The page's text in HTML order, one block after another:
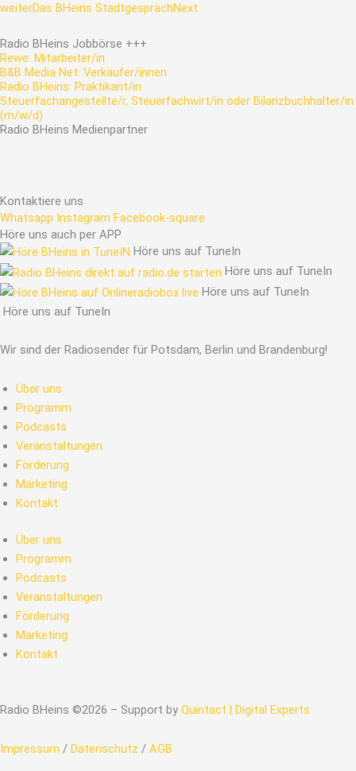
weiterDas BHeins StadtgesprächNext
Radio BHeins Jobbörse +++
Rewe: Mitarbeiter/in
B&B Media Net: Verkäufer/innen
Radio BHeins: Praktikant/in
Steuerfachangestellte/r, Steuerfachwirt/in oder Bilanzbuchhalter/in
(m/w/d)
Radio BHeins Medienpartner
Kontaktiere uns
Whatsapp Instagram Facebook-square
Höre uns auch per APP
Höre uns auf TuneIn
Höre uns auf TuneIn
Höre uns auf TuneIn
Höre uns auf TuneIn
Wir sind der Radiosender für Potsdam, Berlin und Brandenburg!
Über uns
Programm
Podcasts
Veranstaltungen
Förderung
Marketing
Kontakt
Über uns
Programm
Podcasts
Veranstaltungen
Förderung
Marketing
Kontakt
Radio BHeins ©2026 – Support by Quintact | Digital Experts
Impressum / Datenschutz / AGB